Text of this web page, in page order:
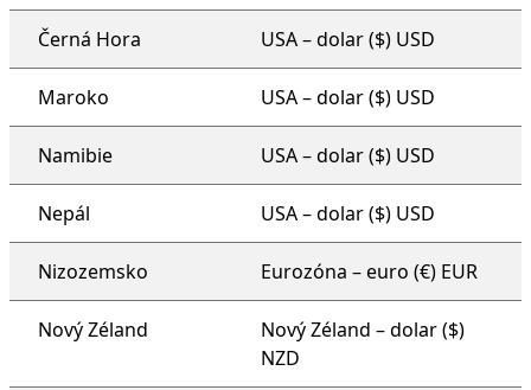
Černá Hora USA – dolar ($) USD
Maroko USA – dolar ($) USD
Namibie USA – dolar ($) USD
Nepál USA – dolar ($) USD
Nizozemsko Eurozóna – euro (€) EUR
Nový Zéland
Nový Zéland – dolar ($)
NZD